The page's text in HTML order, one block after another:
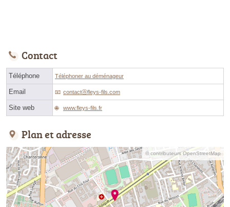
Contact
Téléphone Téléphoner au déménageur
Email contactⓐfleys-fils.com
Site web www.fleys-fils.fr
Plan et adresse
© contributeurs OpenStreetMap